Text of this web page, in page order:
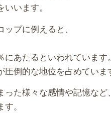
います。
プに例えると、
あたるといわれています。
倒的な地位を占めていま
た様々な感情や記憶など、
。